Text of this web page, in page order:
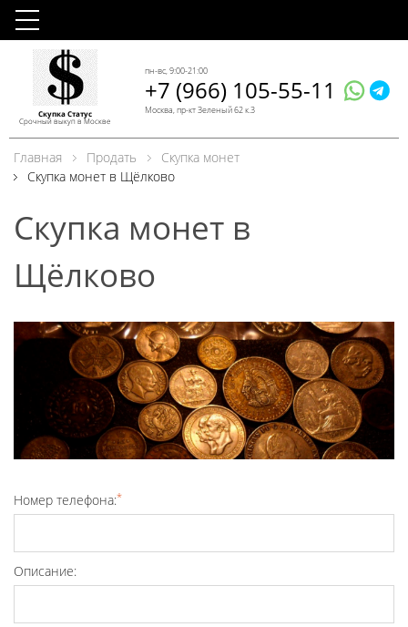
Скупка Статус
Срочный выкуп в Москве
пн-вс, 9:00-21:00
+7 (966) 105-55-11
Москва, пр-кт Зеленый 62 к.3
Главная Продать
Скупка монет
Скупка монет в Щёлково
Скупка монет в
Щёлково
Номер телефона:*
Описание: